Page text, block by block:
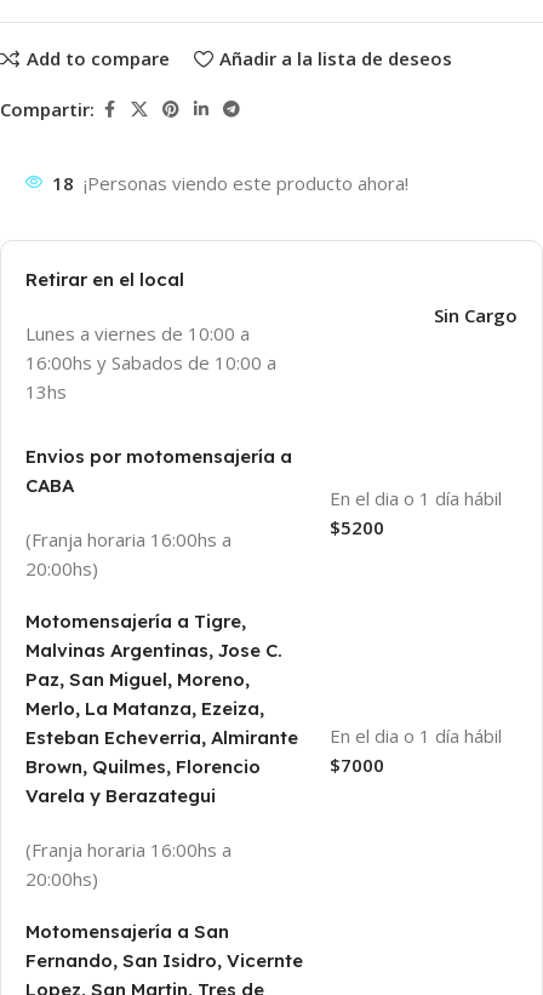
Add to compare Añadir a la lista de deseos
Compartir:
18 ¡Personas viendo este producto ahora!
Retirar en el local
Lunes a viernes de 10:00 a
16:00hs y Sabados de 10:00 a
13hs
Sin Cargo
Envios por motomensajería a
CABA
(Franja horaria 16:00hs a
20:00hs)
En el dia o 1 día hábil
$5200
Motomensajería a Tigre,
Malvinas Argentinas, Jose C.
Paz, San Miguel, Moreno,
Merlo, La Matanza, Ezeiza,
Esteban Echeverria, Almirante
Brown, Quilmes, Florencio
Varela y Berazategui
(Franja horaria 16:00hs a
20:00hs)
En el dia o 1 día hábil
$7000
Motomensajería a San
Fernando, San Isidro, Vicernte
Lopez, San Martin, Tres de